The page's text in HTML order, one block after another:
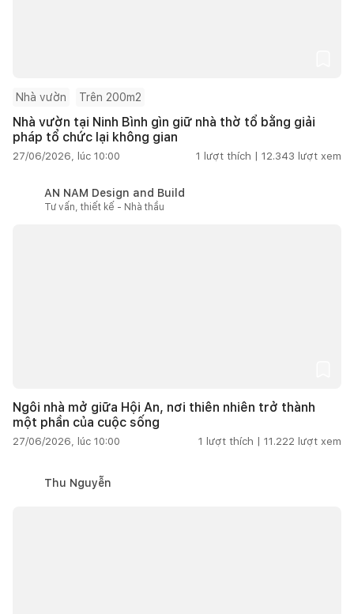
Nhà vườn Trên 200m2
Nhà vườn tại Ninh Bình gìn giữ nhà thờ tổ bằng giải
pháp tổ chức lại không gian
27/06/2026, lúc 10:00 1 lượt thích | 12.343 lượt xem
AN NAM Design and Build
Tư vấn, thiết kế - Nhà thầu
Ngôi nhà mở giữa Hội An, nơi thiên nhiên trở thành
một phần của cuộc sống
27/06/2026, lúc 10:00 1 lượt thích | 11.222 lượt xem
Thu Nguyễn